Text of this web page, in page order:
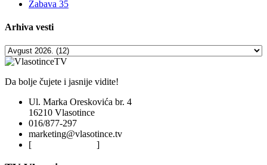
Zabava 35
Arhiva vesti
Da bolje čujete i jasnije vidite!
Ul. Marka Oreskovića br. 4
16210 Vlasotince
016/877-297
marketing@vlasotince.tv
[
]